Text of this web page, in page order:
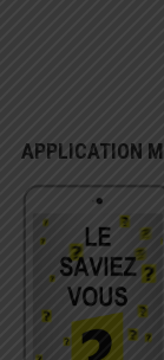
APPLICATION